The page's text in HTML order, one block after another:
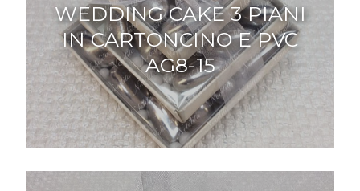
WEDDING CAKE 3 PIANI
IN CARTONCINO E PVC
AG8-15